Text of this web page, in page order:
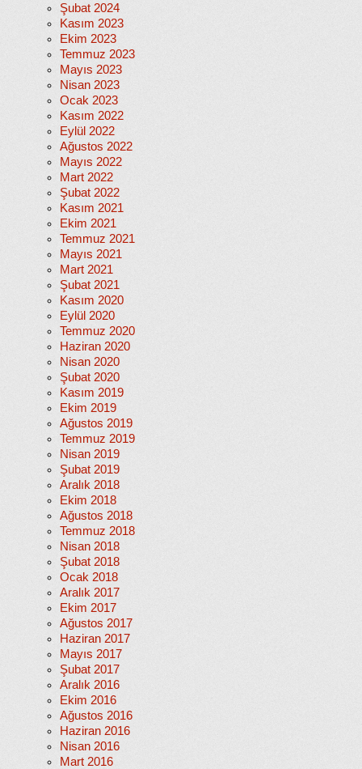
Şubat 2024
Kasım 2023
Ekim 2023
Temmuz 2023
Mayıs 2023
Nisan 2023
Ocak 2023
Kasım 2022
Eylül 2022
Ağustos 2022
Mayıs 2022
Mart 2022
Şubat 2022
Kasım 2021
Ekim 2021
Temmuz 2021
Mayıs 2021
Mart 2021
Şubat 2021
Kasım 2020
Eylül 2020
Temmuz 2020
Haziran 2020
Nisan 2020
Şubat 2020
Kasım 2019
Ekim 2019
Ağustos 2019
Temmuz 2019
Nisan 2019
Şubat 2019
Aralık 2018
Ekim 2018
Ağustos 2018
Temmuz 2018
Nisan 2018
Şubat 2018
Ocak 2018
Aralık 2017
Ekim 2017
Ağustos 2017
Haziran 2017
Mayıs 2017
Şubat 2017
Aralık 2016
Ekim 2016
Ağustos 2016
Haziran 2016
Nisan 2016
Mart 2016